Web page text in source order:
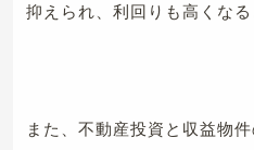
抑えられ、利回りも高くなる
また、不動産投資と収益物